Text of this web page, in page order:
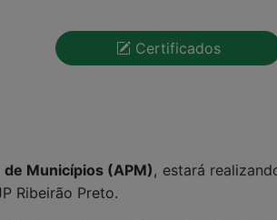
Certificados
Municípios (APM), estará
Ribeirão Preto.